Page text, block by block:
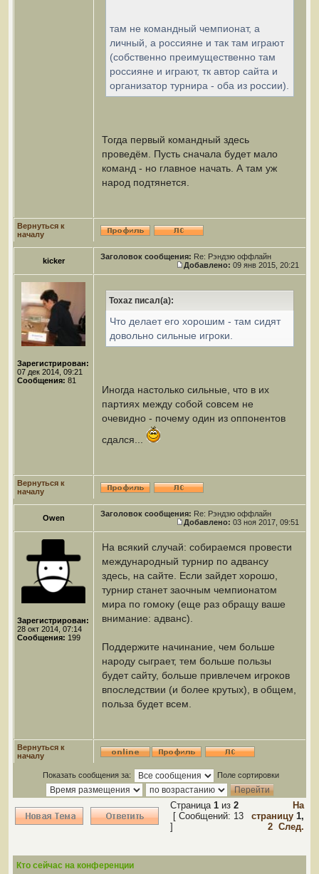
там не командный чемпионат, а
личный, а россияне и так там играют
(собственно преимущественно там
россияне и играют, тк автор сайта и
организатор турнира - оба из россии).
Тогда первый командный здесь
проведём. Пусть сначала будет мало
команд - но главное начать. А там уж
народ подтянется.
Вернуться к
началу
kicker Заголовок сообщения: Re: Рэндзю оффлайн
Добавлено: 09 янв 2015, 20:21
Зарегистрирован:
07 дек 2014, 09:21
Сообщения: 81
Toxaz писал(а):
Что делает его хорошим - там сидят
довольно сильные игроки.
Иногда настолько сильные, что в их
партиях между собой совсем не
очевидно - почему один из оппонентов
сдался...
Вернуться к
началу
Owen Заголовок сообщения: Re: Рэндзю оффлайн
Добавлено: 03 ноя 2017, 09:51
Зарегистрирован:
28 окт 2014, 07:14
Сообщения: 199
На всякий случай: собираемся провести
международный турнир по адвансу
здесь, на сайте. Если зайдет хорошо,
турнир станет заочным чемпионатом
мира по гомоку (еще раз обращу ваше
внимание: адванс).
Поддержите начинание, чем больше
народу сыграет, тем больше пользы
будет сайту, больше привлечем игроков
впоследствии (и более крутых), в общем,
польза будет всем.
Вернуться к
началу
Показать сообщения за: Поле сортировки
Страница 1 из 2
[ Сообщений: 13
]
На
страницу 1,
2 След.
Кто сейчас на конференции